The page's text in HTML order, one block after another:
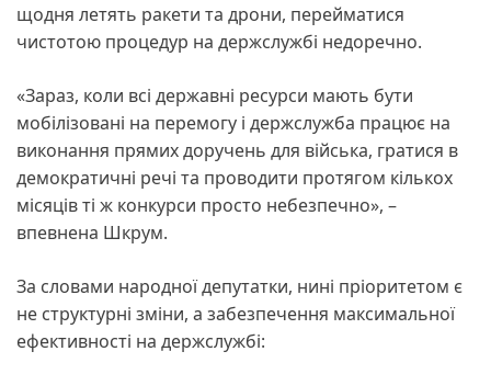
щодня летять ракети та дрони, перейматися
чистотою процедур на держслужбі недоречно.
«Зараз, коли всі державні ресурси мають бути
мобілізовані на перемогу і держслужба працює на
виконання прямих доручень для війська, гратися в
демократичні речі та проводити протягом кількох
місяців ті ж конкурси просто небезпечно», –
впевнена Шкрум.
За словами народної депутатки, нині пріоритетом є
не структурні зміни, а забезпечення максимальної
ефективності на держслужбі: